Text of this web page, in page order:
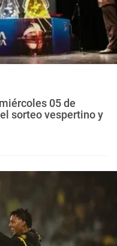
05 de
sorteo vespertino y